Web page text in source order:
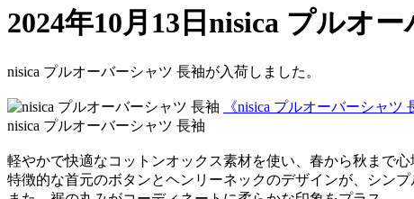
2024年10月13日 nisica プルオ
nisica プルオーバーシャツ 長袖が入荷しました。
《nisica プルオーバーシャツ
nisica プルオーバーシャツ 長袖
軽やかで快適なコットンオックス素材を使い、春から秋まで心
特徴的な首元のボタンとヘンリーネックのデザインが、シンプ